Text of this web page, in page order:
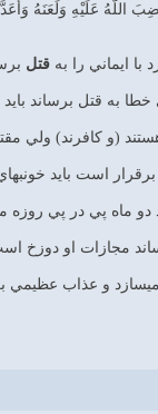
عَلَيْهِ وَلَعَنَهُ وَأَعَدَّ
قتل
مجازات او دوزخ
و عذاب عظيمي